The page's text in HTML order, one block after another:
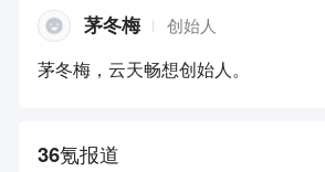
茅冬梅 创始人
茅冬梅，云天畅想创始人。
36氪报道